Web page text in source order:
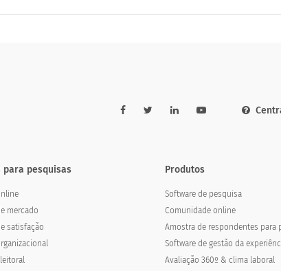
para pesquisas
mercado
satisfação
Produtos
Software de pesquisa
Comunidade online
Amostra de respondentes para
Software de gestão da
Avaliação 360º & clima laboral